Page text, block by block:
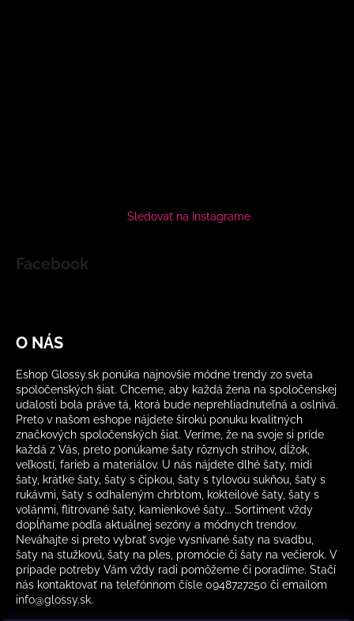
Sledovať na Instagrame
Facebook
O NÁS
Eshop Glossy.sk ponúka najnovšie módne trendy zo sveta
spoločenských šiat. Chceme, aby každá žena na spoločenskej
udalosti bola práve tá, ktorá bude neprehliadnuteľná a oslnivá.
Preto v našom eshope nájdete širokú ponuku kvalitných
značkových spoločenských šiat. Veríme, že na svoje si príde
každá z Vás, preto ponúkame šaty rôznych strihov, dĺžok,
veľkostí, farieb a materiálov. U nás nájdete dlhé šaty, midi
šaty, krátke šaty, šaty s čipkou, šaty s tylovou sukňou, šaty s
rukávmi, šaty s odhaleným chrbtom, kokteilové šaty, šaty s
volánmi, flitrované šaty, kamienkové šaty... Sortiment vždy
dopĺňame podľa aktuálnej sezóny a módnych trendov.
Neváhajte si preto vybrať svoje vysnívané šaty na svadbu,
šaty na stužkovú, šaty na ples, promócie či šaty na večierok. V
prípade potreby Vám vždy radi pomôžeme či poradíme. Stačí
nás kontaktovať na telefónnom čísle 0948727250 či emailom
info@glossy.sk.